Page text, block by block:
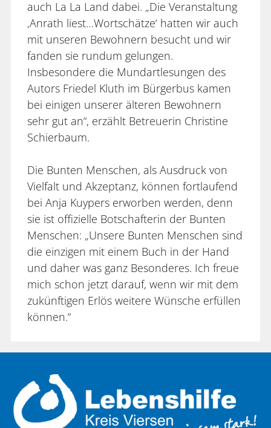
auch La La Land dabei. „Die Veranstaltung
‚Anrath liest…Wortschätze‘ hatten wir auch
mit unseren Bewohnern besucht und wir
fanden sie rundum gelungen.
Insbesondere die Mundartlesungen des
Autors Friedel Kluth im Bürgerbus kamen
bei einigen unserer älteren Bewohnern
sehr gut an“, erzählt Betreuerin Christine
Schierbaum.
Die Bunten Menschen, als Ausdruck von
Vielfalt und Akzeptanz, können fortlaufend
bei Anja Kuypers erworben werden, denn
sie ist offizielle Botschafterin der Bunten
Menschen: „Unsere Bunten Menschen sind
die einzigen mit einem Buch in der Hand
und daher was ganz Besonderes. Ich freue
mich schon jetzt darauf, wenn wir mit dem
zukünftigen Erlös weitere Wünsche erfüllen
können.“